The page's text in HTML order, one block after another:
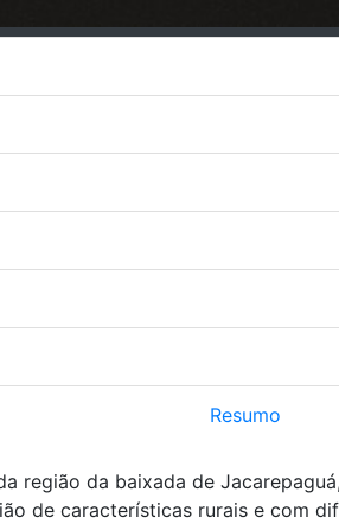
Resumo
região da baixada de
de características rurais e com